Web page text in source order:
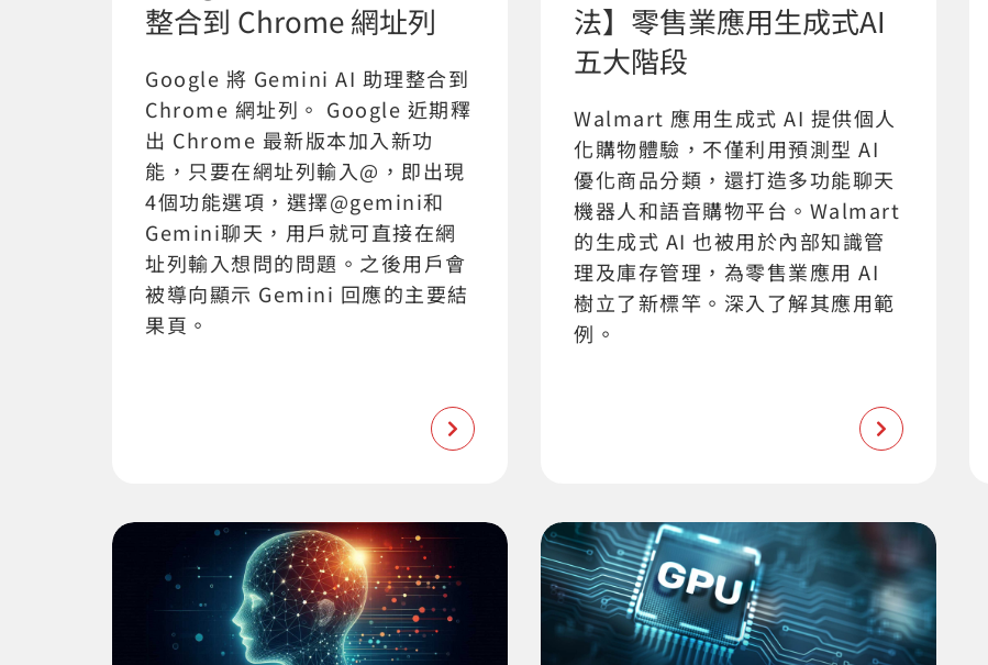
整合到 Chrome 網址列
Google 將 Gemini AI 助理整合到
Chrome 網址列。 Google 近期釋
出 Chrome 最新版本加入新功
能，只要在網址列輸入@，即出現
4個功能選項，選擇@gemini和
Gemini聊天，用戶就可直接在網
址列輸入想問的問題。之後用戶會
被導向顯示 Gemini 回應的主要結
果頁。
法】零售業應用生成式AI
五大階段
Walmart 應用生成式 AI 提供個人
化購物體驗，不僅利用預測型 AI
優化商品分類，還打造多功能聊天
機器人和語音購物平台。Walmart
的生成式 AI 也被用於內部知識管
理及庫存管理，為零售業應用 AI
樹立了新標竿。深入了解其應用範
例。